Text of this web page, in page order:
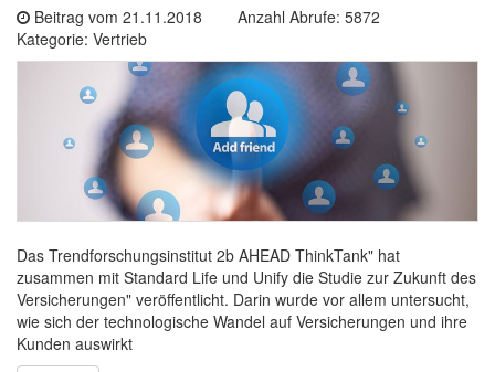
Beitrag vom 21.11.2018 Anzahl Abrufe: 5872
Kategorie: Vertrieb
Das Trendforschungsinstitut 2b AHEAD ThinkTank" hat
zusammen mit Standard Life und Unify die Studie zur Zukunft des
Versicherungen" veröffentlicht. Darin wurde vor allem untersucht,
wie sich der technologische Wandel auf Versicherungen und ihre
Kunden auswirkt